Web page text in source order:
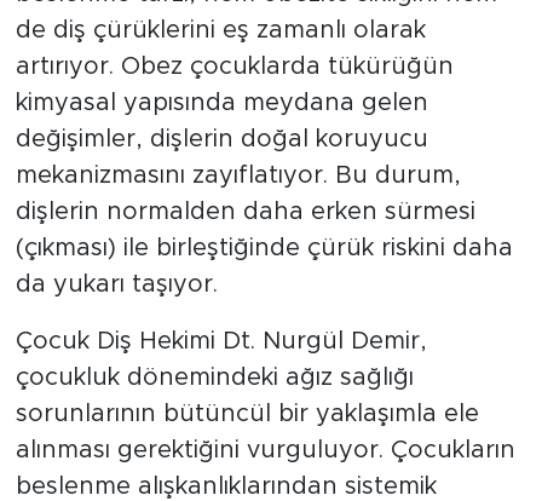
de diş çürüklerini eş zamanlı olarak
artırıyor. Obez çocuklarda tükürüğün
kimyasal yapısında meydana gelen
değişimler, dişlerin doğal koruyucu
mekanizmasını zayıflatıyor. Bu durum,
dişlerin normalden daha erken sürmesi
(çıkması) ile birleştiğinde çürük riskini daha
da yukarı taşıyor.
Çocuk Diş Hekimi Dt. Nurgül Demir,
çocukluk dönemindeki ağız sağlığı
sorunlarının bütüncül bir yaklaşımla ele
alınması gerektiğini vurguluyor. Çocukların
beslenme alışkanlıklarından sistemik